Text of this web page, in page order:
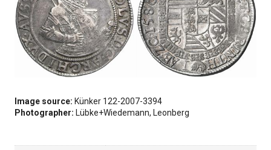
Image source: Künker 122-2007-3394
Photographer: Lübke+Wiedemann, Leonberg